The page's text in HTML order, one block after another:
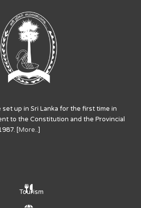
up in Sri Lanka for the first time in
to the Constitution and the Provincial
[More..]
Tourism